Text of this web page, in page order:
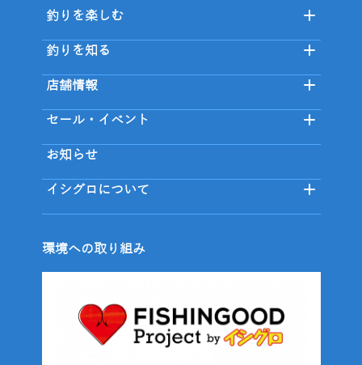
釣りを楽しむ
釣りを知る
店舗情報
セール・イベント
お知らせ
イシグロについて
環境への取り組み